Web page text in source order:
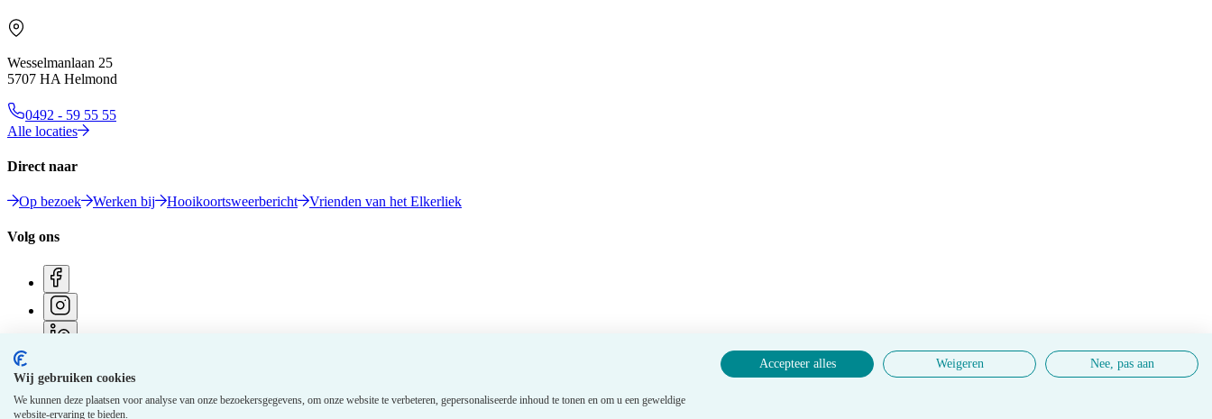
Wij gebruiken cookies
We kunnen deze plaatsen voor analyse van onze bezoekersgegevens, om onze website te verbeteren, gepersonaliseerde inhoud te tonen en om u een geweldige
website-ervaring te bieden.
Accepteer alles Weigeren Nee, pas aan
Wesselmanlaan 25
5707 HA Helmond
0492 - 59 55 55
Alle locaties
Direct naar
Op bezoek Werken bij Hooikoortsweerbericht Vrienden van het Elkerliek
Volg ons
© 2026 Elkerliek - Alle rechten voorbehouden